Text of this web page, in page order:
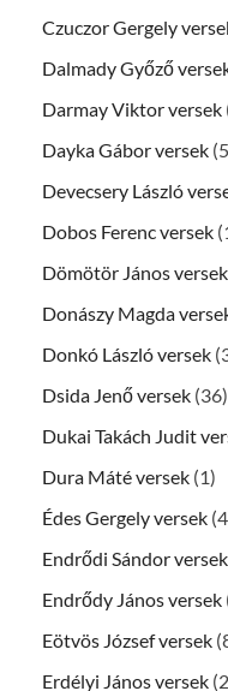
Czuczor Gergely
Dalmady Győző
Darmay Viktor versek
Dayka Gábor versek
Devecsery László
Dobos Ferenc versek
Dömötör János versek
Donászy Magda
Donkó László versek
Dsida Jenő versek (36)
Dukai Takách Judit
Dura Máté versek (1)
Édes Gergely versek
Endrődi Sándor versek
Endrődy János versek
Eötvös József versek
Erdélyi János versek